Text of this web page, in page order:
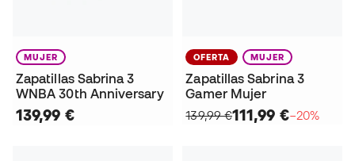
MUJER
Zapatillas Sabrina 3
WNBA 30th Anniversary
139,99 €
OFERTA MUJER
Zapatillas Sabrina 3
Gamer Mujer
139,99 €111,99 €−20%